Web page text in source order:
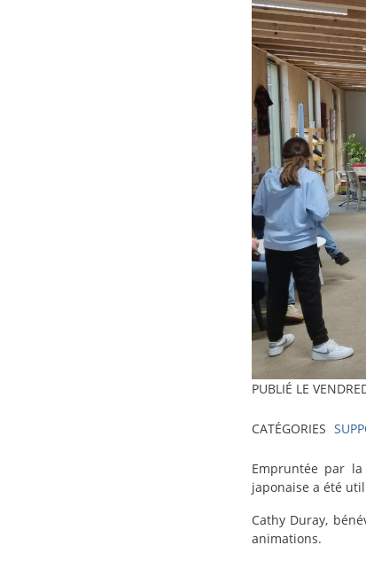
PUBLIÉ LE
CATÉGORIES
texte-
actu
Empruntée par
japonaise a été
Cathy Duray,
animations.